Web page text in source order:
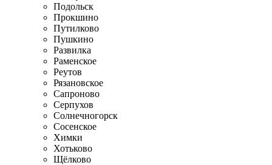
Подольск
Прокшино
Путилково
Пушкино
Развилка
Раменское
Реутов
Рязановское
Сапроново
Серпухов
Солнечногорск
Сосенское
Химки
Хотьково
Щёлково